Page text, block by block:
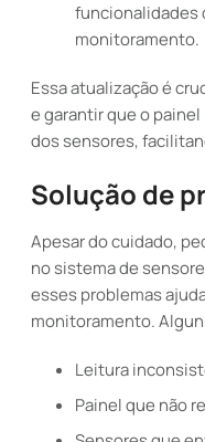
funcionalidades
monitoramento.
Essa atualização é
e garantir que o
dos sensores,
Solução de
Apesar do cuidado,
no sistema de
esses problemas
monitoramento.
Leitura
Painel que não